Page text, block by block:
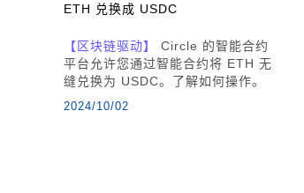
ETH 兑换成 USDC
【区块链驱动】
Circle 的智能合约
平台允许您通过智能合约将 ETH 无
缝兑换为 USDC。了解如何操作。
2024/10/02